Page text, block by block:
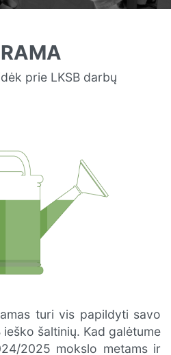
prie LKSB darbų
turi vis papildyti savo
šaltinių. Kad galėtume
2025 mokslo metams ir